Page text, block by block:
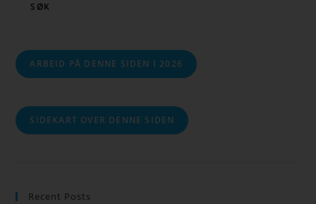
SØK
ARBEID PÅ DENNE SIDEN I 2026
SIDEKART OVER DENNE SIDEN
Recent Posts